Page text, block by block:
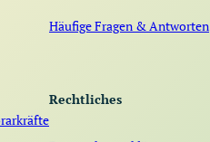
Häufige Fragen & Antworten
Rechtliches